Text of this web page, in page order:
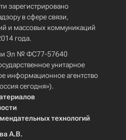
зарегистрировано
в сфере связи,
и массовых коммуникаций
года.
Эл № ФС77-57640
унитарное
информационное агентство
сегодня»).
технологий
А.В.